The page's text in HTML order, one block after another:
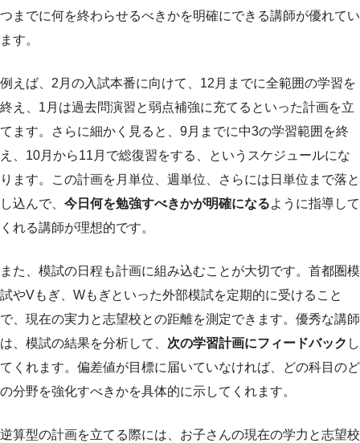
つまでに何を終わらせるべきかを明確にできる講師が優れてい
ます。
例えば、2月の入試本番に向けて、12月までに全範囲の学習を
終え、1月は過去問演習と弱点補強に充てるといった計画を立
てます。さらに細かく見ると、9月までに中3の学習範囲を終
え、10月から11月で総復習をする、というスケジュールにな
ります。この計画を月単位、週単位、さらには日単位まで落と
し込んで、 今日何を勉強すべきかが明確になるように指導して
くれる講師が理想的です。
また、模試の日程も計画に組み込むことが大切です。首都圏模
試やVもぎ、Wもぎといった外部模試を定期的に受けること
で、現在の実力と志望校との距離を測定できます。優秀な講師
は、模試の結果を分析して、 次の学習計画にフィードバック し
てくれます。偏差値が目標に届いていなければ、どの科目のど
の分野を強化すべきかを具体的に示してくれます。
逆算型の計画を立てる際には、お子さんの現在の学力と志望校